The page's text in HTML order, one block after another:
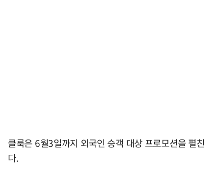
클룩은 6월3일까지 외국인 승객 대상 프로모션을 펼친
다.